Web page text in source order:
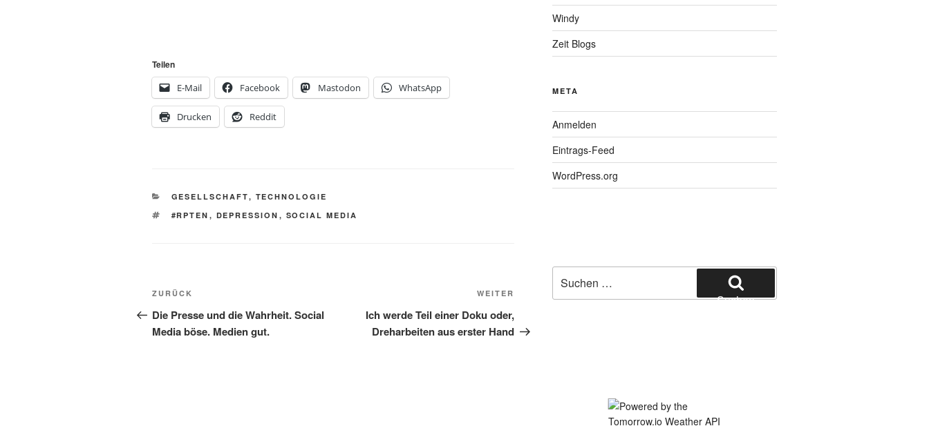
Teilen
E-Mail
Facebook Mastodon WhatsApp
Drucken Reddit
KATEGORIEN
GESELLSCHAFT, TECHNOLOGIE
SCHLAGWÖRTER
#RPTEN , DEPRESSION , SOCIAL MEDIA
Beitragsnavigation
Vorheriger
Beitrag
ZURÜCK
Die Presse und die Wahrheit. Social
Media böse. Medien gut.
Nächster
WEITER
Ich werde Teil einer Doku oder,
Dreharbeiten aus erster Hand
Windy
Zeit Blogs
META
Anmelden
Eintrags-Feed
WordPress.org
nach:
Suchen